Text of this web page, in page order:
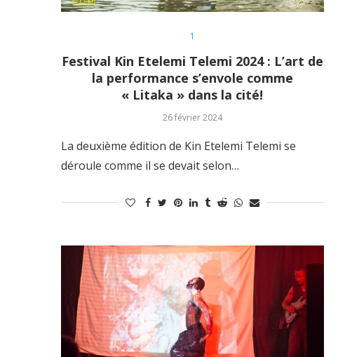
1
Festival Kin Etelemi Telemi 2024 : L’art de
la performance s’envole comme
« Litaka » dans la cité!
26 février 2024
La deuxième édition de Kin Etelemi Telemi se
déroule comme il se devait selon…